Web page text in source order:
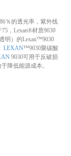
％的透光率，紫外线
，Lexan®材质9030
明）的Lexan™9030
LEXAN™9030聚碳酸
9030可用于反破损
降低能源成本。